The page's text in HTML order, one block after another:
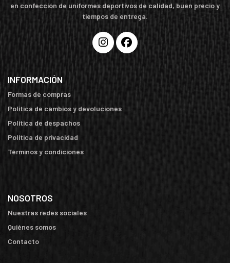
en confección de uniformes deportivos de calidad, buen precio y
tiempos de entrega.
INFORMACIÓN
Formas de compras
Política de cambios y devoluciones
Política de despachos
Política de privacidad
Términos y condiciones
NOSOTROS
Nuestras redes sociales
Quiénes somos
Contacto